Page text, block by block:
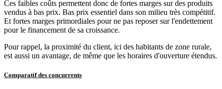
Ces faibles coûts permettent donc de fortes marges sur des produits
vendus à bas prix. Bas prix essentiel dans son milieu très compétitif.
Et fortes marges primordiales pour ne pas reposer sur l'endettement
pour le financement de sa croissance.
Pour rappel, la proximité du client, ici des habitants de zone rurale,
est aussi un avantage, de même que les horaires d'ouverture étendus.
Comparatif des concurrents